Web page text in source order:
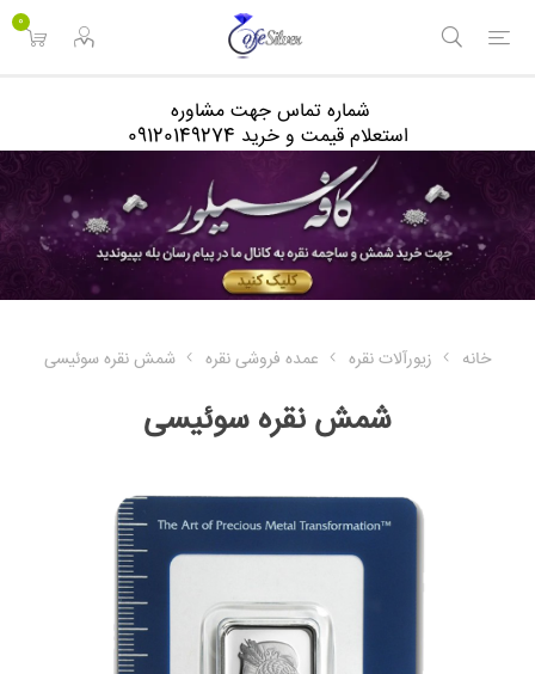
0
شماره تماس جهت مشاوره
استعلام قیمت و خرید 09120149274
خانه زیورآلات نقره عمده فروشی نقره شمش نقره سوئیسی
شمش نقره سوئیسی